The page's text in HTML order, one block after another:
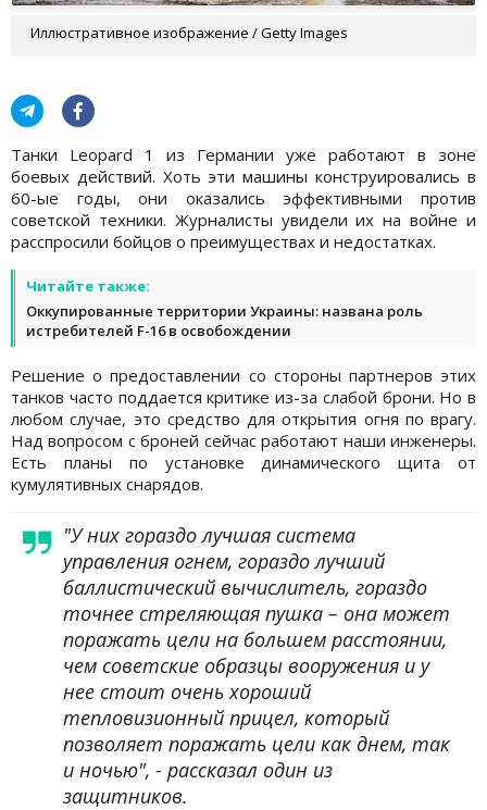
Иллюстративное изображение / Getty Images
Танки Leopard 1 из Германии уже работают в зоне
боевых действий. Хоть эти машины конструировались в
60-ые годы, они оказались эффективными против
советской техники. Журналисты увидели их на войне и
расспросили бойцов о преимуществах и недостатках.
Читайте также:
Оккупированные территории Украины: названа роль
истребителей F-16 в освобождении
Решение о предоставлении со стороны партнеров этих
танков часто поддается критике из-за слабой брони. Но в
любом случае, это средство для открытия огня по врагу.
Над вопросом с броней сейчас работают наши инженеры.
Есть планы по установке динамического щита от
кумулятивных снарядов.
"У них гораздо лучшая система
управления огнем, гораздо лучший
баллистический вычислитель, гораздо
точнее стреляющая пушка – она может
поражать цели на большем расстоянии,
чем советские образцы вооружения и у
нее стоит очень хороший
тепловизионный прицел, который
позволяет поражать цели как днем, так
и ночью", - рассказал один из
защитников.